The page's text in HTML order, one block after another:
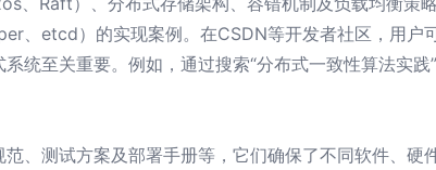
、etcd）的实现案例。在CSDN等开发者社区，用户
统至关重要。例如，通过搜索“分布式一致性算法实践
、测试方案及部署手册等，它们确保了不同软件、